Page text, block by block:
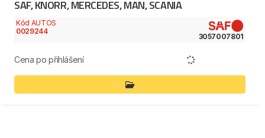
SAF, KNORR, MERCEDES, MAN, SCANIA
Kód AUTOS
0029244
3057007801
Cena po přihlášení